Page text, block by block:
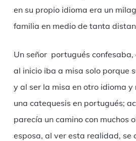
en su propio idioma era un
familia en medio de tanta
Un señor portugués
al inicio iba a misa solo porque
y al ser la misa en otro idioma y
una catequesis en portugués;
parecía un camino con muchos
esposa, al ver esta realidad, se